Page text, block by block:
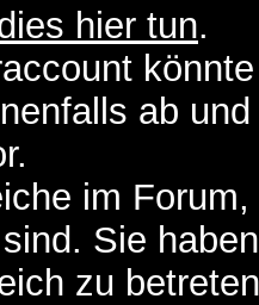
hier tun.
ab
im
Sie
zu